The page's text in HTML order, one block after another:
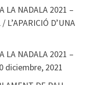
LA NADALA 2021 –
L’APARICIÓ D’UNA
LA NADALA 2021 –
diciembre, 2021